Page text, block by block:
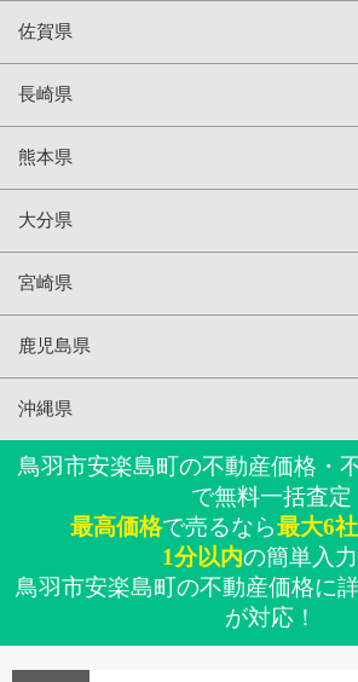
佐賀県
長崎県
熊本県
大分県
宮崎県
鹿児島県
沖縄県
鳥羽市安楽島町の不動産価格・
で無料一括査定
最高価格で売るなら最大6社
1分以内の簡単入力
鳥羽市安楽島町の不動産価格に
が対応！